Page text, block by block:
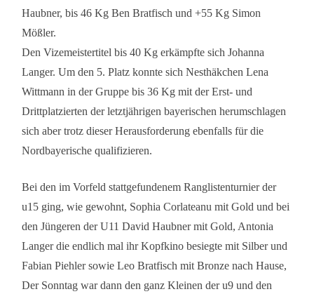
Haubner, bis 46 Kg Ben Bratfisch und +55 Kg Simon
Mößler.
Den Vizemeistertitel bis 40 Kg erkämpfte sich Johanna
Langer. Um den 5. Platz konnte sich Nesthäkchen Lena
Wittmann in der Gruppe bis 36 Kg mit der Erst- und
Drittplatzierten der letztjährigen bayerischen herumschlagen
sich aber trotz dieser Herausforderung ebenfalls für die
Nordbayerische qualifizieren.
Bei den im Vorfeld stattgefundenem Ranglistenturnier der
u15 ging, wie gewohnt, Sophia Corlateanu mit Gold und bei
den Jüngeren der U11 David Haubner mit Gold, Antonia
Langer die endlich mal ihr Kopfkino besiegte mit Silber und
Fabian Piehler sowie Leo Bratfisch mit Bronze nach Hause,
Der Sonntag war dann den ganz Kleinen der u9 und den